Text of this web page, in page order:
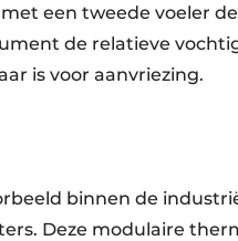
een tweede voeler
de relatieve
is voor aanvriezing.
binnen de
Deze modulaire